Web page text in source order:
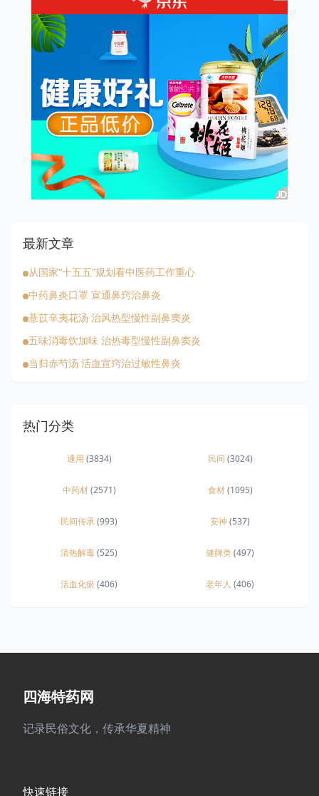
最新文章
从国家“十五五”规划看中医药工作重心
中药鼻炎口罩 宣通鼻窍治鼻炎
薏苡辛夷花汤 治风热型慢性副鼻窦炎
五味消毒饮加味 治热毒型慢性副鼻窦炎
当归赤芍汤 活血宣窍治过敏性鼻炎
热门分类
通用 (3834) 民间 (3024)
中药材(2571) 食材(1095)
民间传承(993) 安神(537)
清热解毒(525) 健脾类(497)
活血化瘀(406) 老年人 (406)
四海特药网
记录民俗文化，传承华夏精神
快速链接